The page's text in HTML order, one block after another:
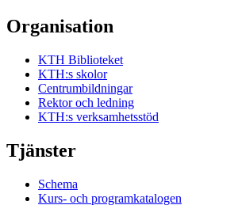
Organisation
KTH Biblioteket
KTH:s skolor
Centrumbildningar
Rektor och ledning
KTH:s verksamhetsstöd
Tjänster
Schema
Kurs- och programkatalogen